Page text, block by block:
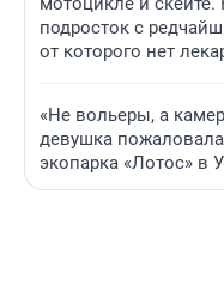
подросток с
от которого нет
«Не вольеры, а
девушка
экопарка «Лотос» в